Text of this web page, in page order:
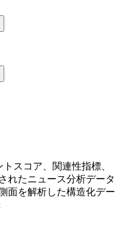
スコア、関連性指標、
れたニュース分析データ
面を解析した構造化デー